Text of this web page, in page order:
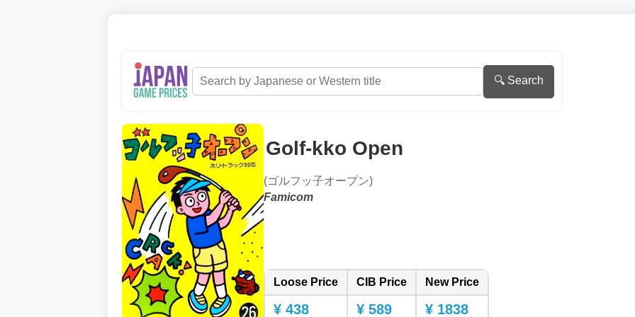
🔍 Search
Golf-kko Open
(ゴルフッ子オープン)
Famicom
Loose Price CIB Price New Price
¥ 438 ¥ 589 ¥ 1838